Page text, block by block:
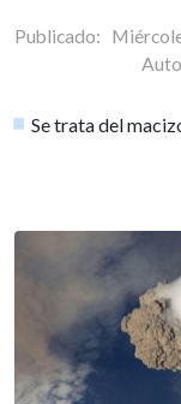
Publicado:
Se trata del